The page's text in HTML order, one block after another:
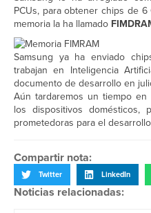
PCUs, para obtener chips de
memoria la ha llamado
Samsung ya ha enviado
trabajan en Inteligencia
documento de desarrollo en
Aún tardaremos un tiempo
los dispositivos domésticos,
prometedoras para el
Compartir nota:
Twitter LinkedIn
Noticias relacionadas: